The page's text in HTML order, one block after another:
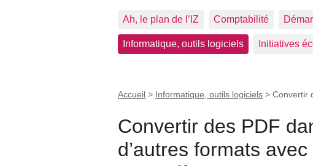
Ah, le plan de l’IZ Comptabilité
Informatique, outils logiciels Initiatives
Accueil > Informatique, outils logiciels > Convertir
Convertir des PDF
d’autres formats avec